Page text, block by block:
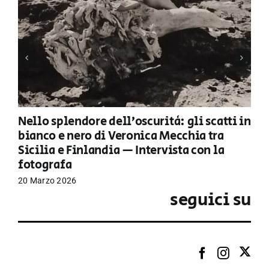
Nello splendore dell’oscurità: gli scatti in
bianco e nero di Veronica Mecchia tra
Sicilia e Finlandia — Intervista con la
fotografa
20 Marzo 2026
seguici su